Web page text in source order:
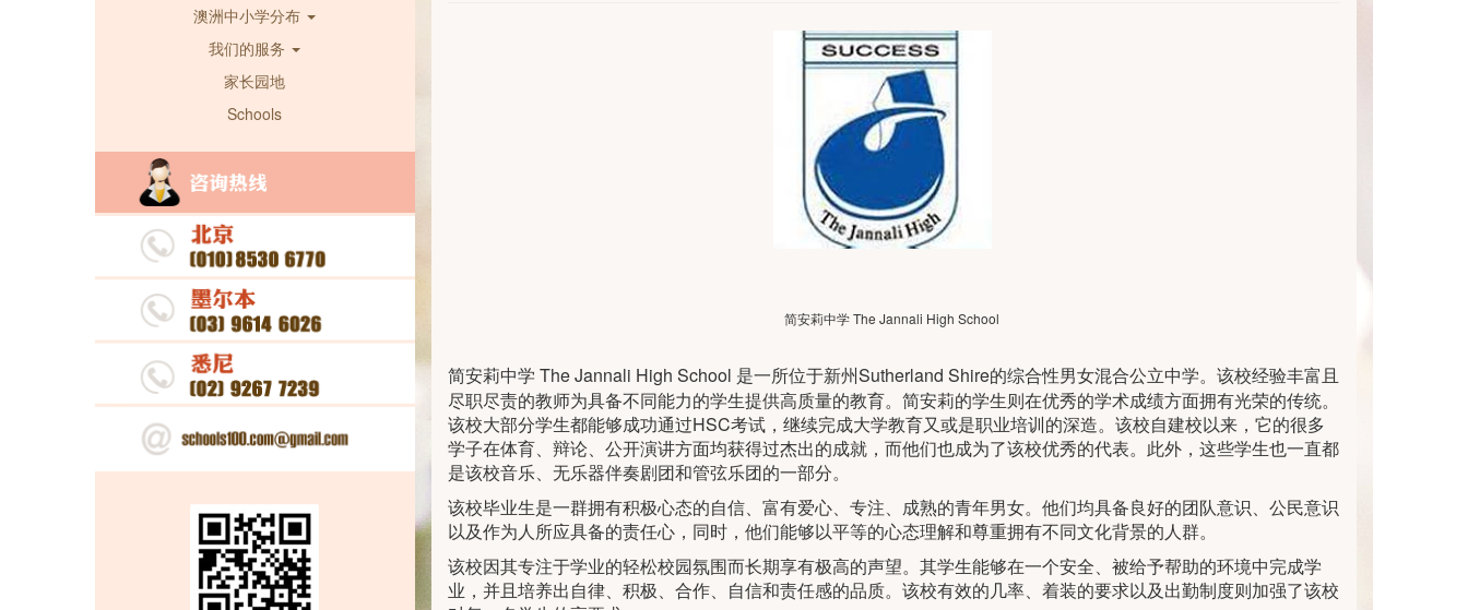
澳洲中小学分布
我们的服务
家长园地
Schools
简安莉中学 The Jannali High School
简安莉中学 The Jannali High School 是一所位于新州Sutherland Shire的综合性男女混合公立中学。该校经验丰富且
尽职尽责的教师为具备不同能力的学生提供高质量的教育。简安莉的学生则在优秀的学术成绩方面拥有光荣的传统。
该校大部分学生都能够成功通过HSC考试，继续完成大学教育又或是职业培训的深造。该校自建校以来，它的很多
学子在体育、辩论、公开演讲方面均获得过杰出的成就，而他们也成为了该校优秀的代表。此外，这些学生也一直都
是该校音乐、无乐器伴奏剧团和管弦乐团的一部分。
该校毕业生是一群拥有积极心态的自信、富有爱心、专注、成熟的青年男女。他们均具备良好的团队意识、公民意识
以及作为人所应具备的责任心，同时，他们能够以平等的心态理解和尊重拥有不同文化背景的人群。
该校因其专注于学业的轻松校园氛围而长期享有极高的声望。其学生能够在一个安全、被给予帮助的环境中完成学
业，并且培养出自律、积极、合作、自信和责任感的品质。该校有效的几率、着装的要求以及出勤制度则加强了该校